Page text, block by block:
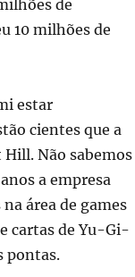
de
10 milhões de
estar
cientes que a
Não sabemos
a empresa
área de games
cartas de Yu-Gi-
pontas.